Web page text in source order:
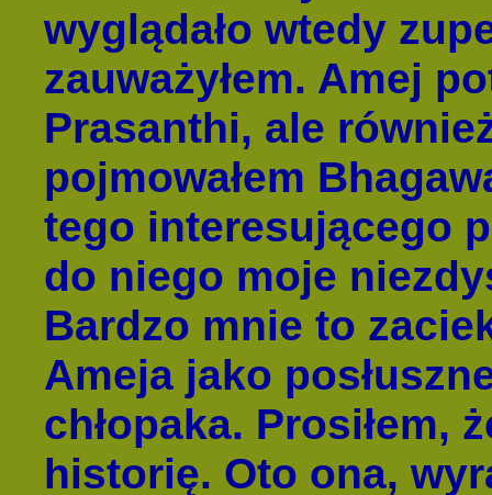
wyglądało wtedy
zauważyłem. Amej
Prasanthi, ale
pojmowałem
tego interesującego
do niego moje
Bardzo mnie to
Ameja jako
chłopaka. Prosiłem,
historię. Oto ona,